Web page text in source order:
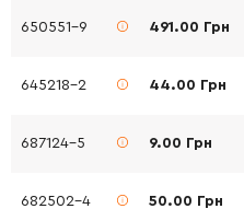
650551-9 491.00 Грн
645218-2 44.00 Грн
687124-5 9.00 Грн
682502-4 50.00 Грн